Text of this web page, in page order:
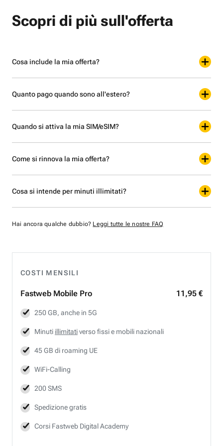
COSTI MENSILI
Fastweb Mobile Pro 11,95 €
250 GB, anche in 5G
Minuti illimitativerso fissi e mobili nazionali
45 GB di roaming UE
WiFi-Calling
200 SMS
Spedizione gratis
Corsi Fastweb Digital Academy
Scopri di più sull'offerta
Cosa include la mia offerta?
Quanto pago quando sono all'estero?
Quando si attiva la mia SIM/eSIM?
Come si rinnova la mia offerta?
Cosa si intende per minuti illimitati?
Hai ancora qualche dubbio? Leggi tutte le nostre FAQ